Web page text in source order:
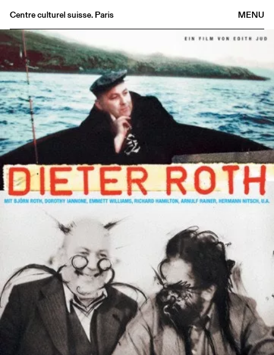
MENU
Centre culturel suisse. Paris
Agenda
Librairie
Buvette
Archives
Médiathèque
Éditions
Informations
FR/EN